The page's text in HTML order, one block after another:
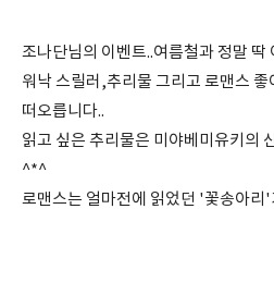
조나단님의 이벤트..여름철과 정말 딱
워낙 스릴러,추리물 그리고 로맨스 좋
떠오릅니다..
읽고 싶은 추리물은 미야베미유키의
^*^
로맨스는 얼마전에 읽었던 '꽃송아리'